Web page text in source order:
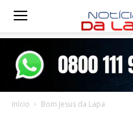
Notícias
Início Bom Jesus da Lapa